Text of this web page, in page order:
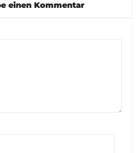
einen Kommentar